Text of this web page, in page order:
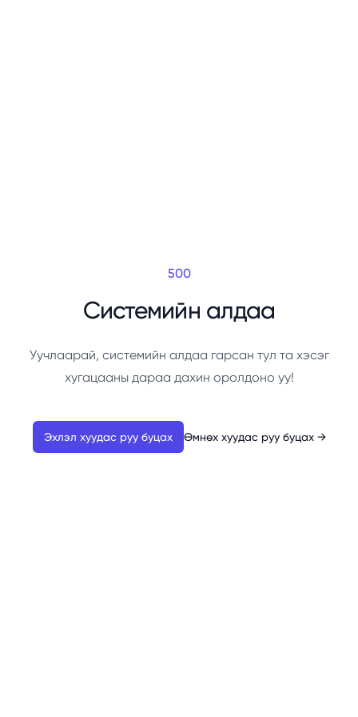
500
Системийн алдаа
Уучлаарай, системийн алдаа гарсан тул та хэсэг
хугацааны дараа дахин оролдоно уу!
Эхлэл хуудас руу буцах Өмнөх хуудас руу буцах →